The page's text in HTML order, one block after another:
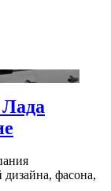
дизайна, фасона,